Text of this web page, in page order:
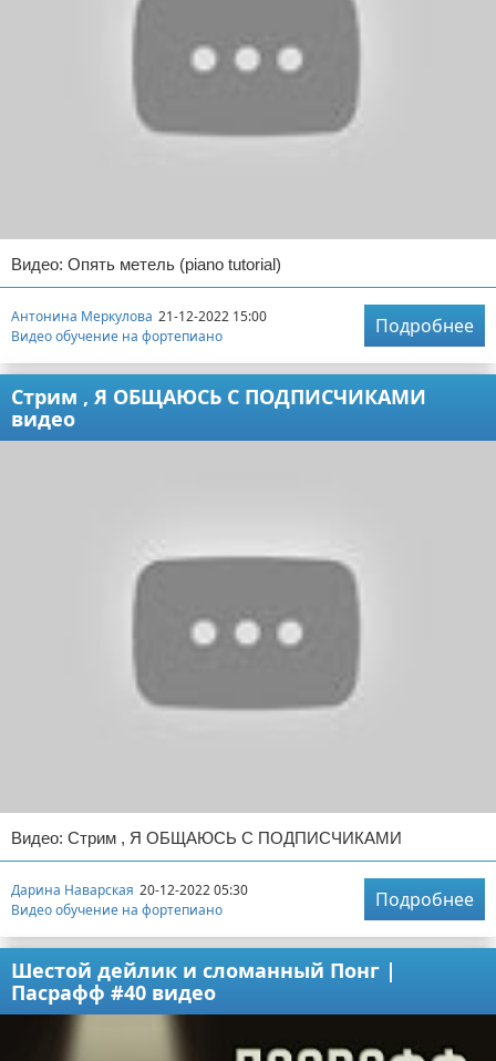
Видео: Опять метель (piano tutorial)
Антонина Меркулова 21-12-2022 15:00
Видео обучение на фортепиано
Подробнее
Стрим , Я ОБЩАЮСЬ С ПОДПИСЧИКАМИ
видео
Видео: Стрим , Я ОБЩАЮСЬ С ПОДПИСЧИКАМИ
Дарина Наварская 20-12-2022 05:30
Видео обучение на фортепиано
Подробнее
Шестой дейлик и сломанный Понг |
Пасрафф #40 видео